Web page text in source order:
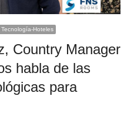
Tecnología-Hoteles
Country Manager
habla de las
para